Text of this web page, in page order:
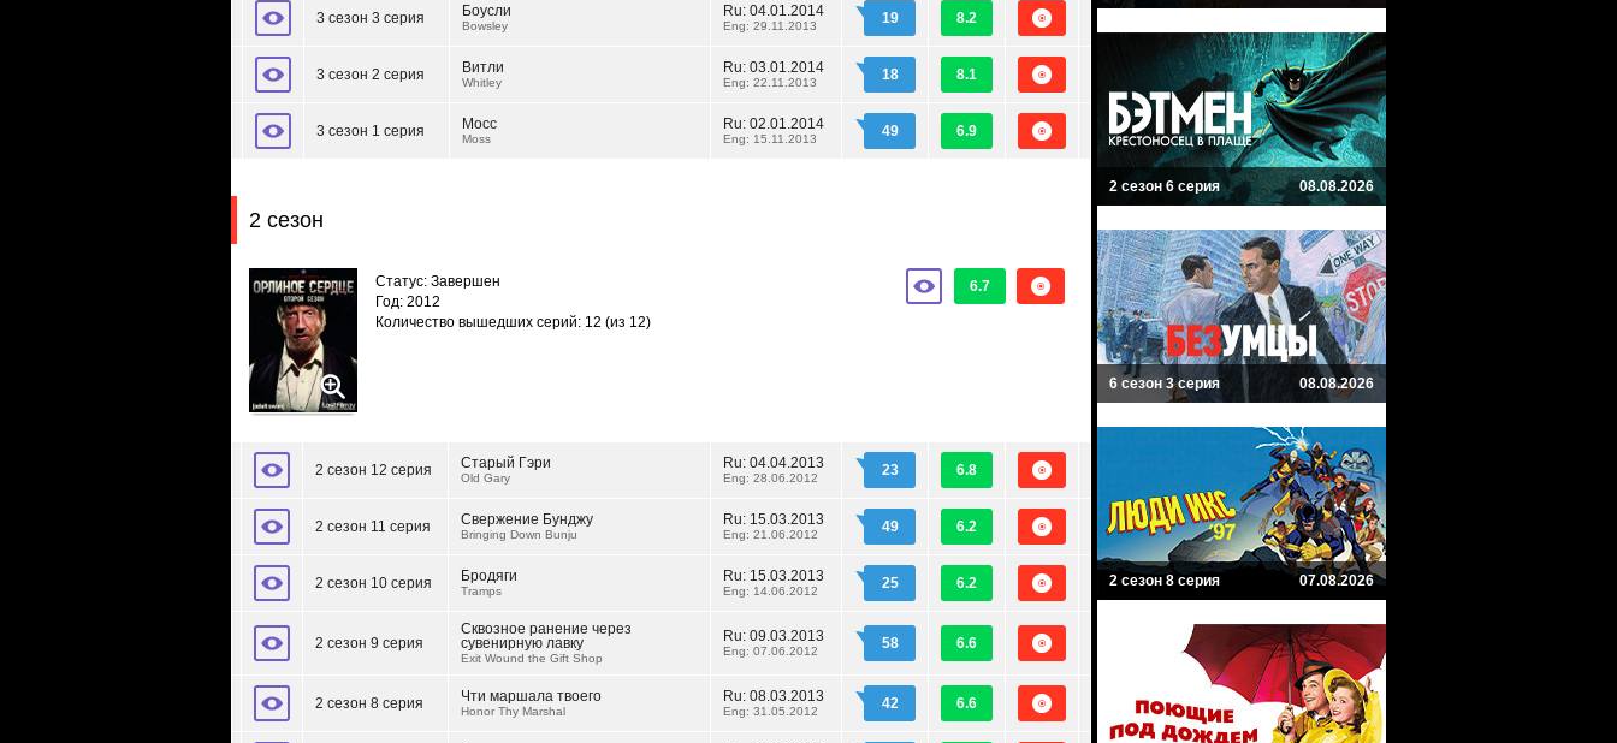
3 сезон 3 серия Боусли
Bowsley
Ru: 04.01.2014
Eng: 29.11.2013 19 8.2
3 сезон 2 серия Витли
Whitley
Ru: 03.01.2014
Eng: 22.11.2013 18 8.1
3 сезон 1 серия Мосс
Moss
Ru: 02.01.2014
Eng: 15.11.2013 49 6.9
2 сезон
6.7
Статус: Завершен
Год: 2012
Количество вышедших серий: 12 (из 12)
2 сезон 12 серия Старый Гэри
Old Gary
Ru: 04.04.2013
Eng: 28.06.2012 23 6.8
2 сезон 11 серия Свержение Бунджу
Bringing Down Bunju
Ru: 15.03.2013
Eng: 21.06.2012 49 6.2
2 сезон 10 серия Бродяги
Tramps
Ru: 15.03.2013
Eng: 14.06.2012 25 6.2
2 сезон 9 серия
Сквозное ранение через
сувенирную лавку
Exit Wound the Gift Shop
Ru: 09.03.2013
Eng: 07.06.2012 58 6.6
2 сезон 8 серия Чти маршала твоего
Honor Thy Marshal
Ru: 08.03.2013
Eng: 31.05.2012 42 6.6
2 сезон 6 серия 08.08.2026
6 сезон 3 серия 08.08.2026
2 сезон 8 серия 07.08.2026